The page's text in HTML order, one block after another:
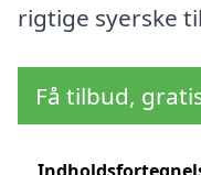
rigtige syerske
Få tilbud,